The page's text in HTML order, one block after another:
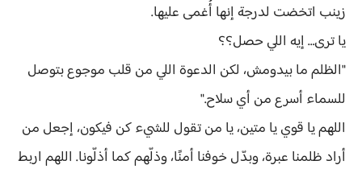
زينب اتخضت لدرجة إنها أُغمى عليها.
يا ترى… إيه اللي حصل؟؟
"الظلم ما بيدومش، لكن الدعوة اللي من قلب موجوع بتوصل
للسماء أسرع من أي سلاح."
اللهم يا قوي يا متين، يا من تقول للشيء كن فيكون، إجعل من
أراد ظلمنا عبرة، وبدّل خوفنا أمنًا، وذلّهم كما أذلّونا. اللهم اربط